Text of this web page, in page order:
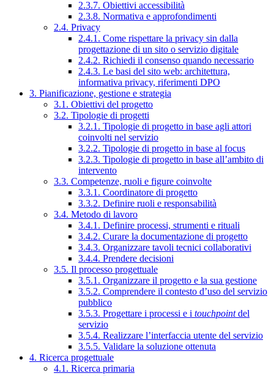
2.3.7. Obiettivi accessibilità
2.3.8. Normativa e approfondimenti
2.4. Privacy
2.4.1. Come rispettare la privacy sin dalla
progettazione di un sito o servizio digitale
2.4.2. Richiedi il consenso quando necessario
2.4.3. Le basi del sito web: architettura,
informativa privacy, riferimenti DPO
3. Pianificazione, gestione e strategia
3.1. Obiettivi del progetto
3.2. Tipologie di progetti
3.2.1. Tipologie di progetto in base agli attori
coinvolti nel servizio
3.2.2. Tipologie di progetto in base al focus
3.2.3. Tipologie di progetto in base all’ambito di
intervento
3.3. Competenze, ruoli e figure coinvolte
3.3.1. Coordinatore di progetto
3.3.2. Definire ruoli e responsabilità
3.4. Metodo di lavoro
3.4.1. Definire processi, strumenti e rituali
3.4.2. Curare la documentazione di progetto
3.4.3. Organizzare tavoli tecnici collaborativi
3.4.4. Prendere decisioni
3.5. Il processo progettuale
3.5.1. Organizzare il progetto e la sua gestione
3.5.2. Comprendere il contesto d’uso del servizio
pubblico
3.5.3. Progettare i processi e i touchpointdel
servizio
3.5.4. Realizzare l’interfaccia utente del servizio
3.5.5. Validare la soluzione ottenuta
4. Ricerca progettuale
4.1. Ricerca primaria